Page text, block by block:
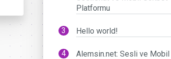
Platformu
Hello world!
Alemsin.net: Sesli ve Mobil